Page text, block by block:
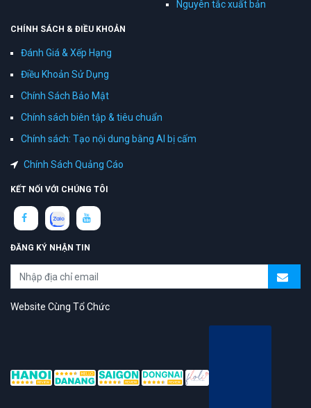
Nguyên tắc xuất bản
CHÍNH SÁCH & ĐIỀU KHOẢN
Đánh Giá & Xếp Hạng
Điều Khoản Sử Dụng
Chính Sách Bảo Mật
Chính sách biên tập & tiêu chuẩn
Chính sách: Tạo nội dung bằng AI bị cấm
Chính Sách Quảng Cáo
KẾT NỐI VỚI CHÚNG TÔI
ĐĂNG KÝ NHẬN TIN
Website Cùng Tổ Chức
topAZ Review vinh dự được người dùng bình chọn là nền tảng có
trải nghiệm tốt & chất lượng